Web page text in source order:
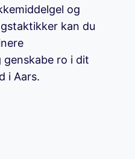
og
kan du
ro i dit
i Aars.